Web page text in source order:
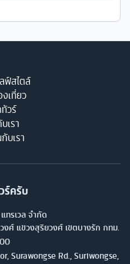
พราะบรรยากาศที่ดีและอาหาร
ฟ์สไตล์
เที่ยว
วร์
เรา
บเรา
ร์ครับ
ทรเวล จำกัด
งศ์ แขวงสุริยวงศ์ เขตบางรัก กทม.
Surawongse Rd., Suriwongse,